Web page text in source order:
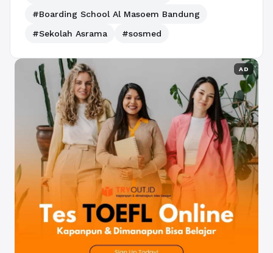
#Boarding School Al Masoem Bandung
#Sekolah Asrama
#sosmed
AD